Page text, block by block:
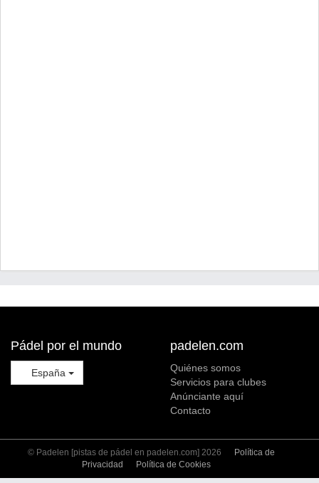
Pádel por el mundo
España
padelen.com
Quiénes somos
Servicios para clubes
Anúnciante aquí
Contacto
© Padelen [pistas de pádel en padelen.com] 2026
Política de
Privacidad
Política de Cookies